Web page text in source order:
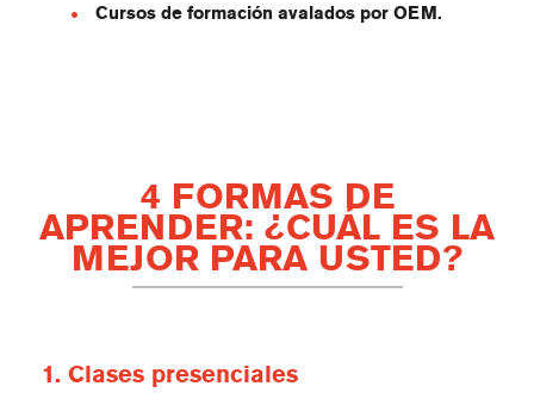
Cursos de formación avalados por OEM.
4 FORMAS DE
APRENDER: ¿CUÁL ES LA
MEJOR PARA USTED?
1. Clases presenciales